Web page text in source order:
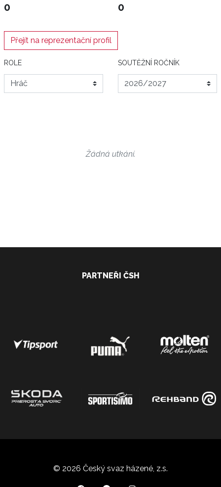
0 0
Přejít na reprezentační profil
ROLE SOUTĚŽNÍ ROČNÍK
Žádná utkání.
PARTNEŘI ČSH
© 2026 Český svaz házené, z.s.